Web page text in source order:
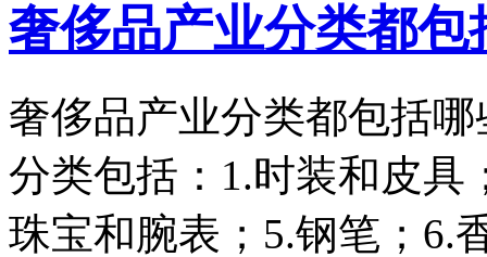
奢侈品产业分类都包
奢侈品产业分类都包括
分类包括：1.时装和皮具
珠宝和腕表；5.钢笔；6.